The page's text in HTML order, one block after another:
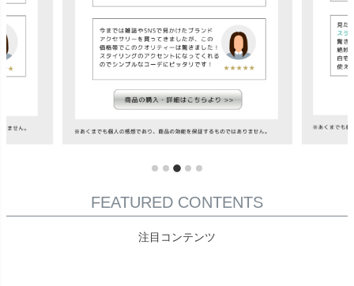
FEATURED CONTENTS
注目コンテンツ